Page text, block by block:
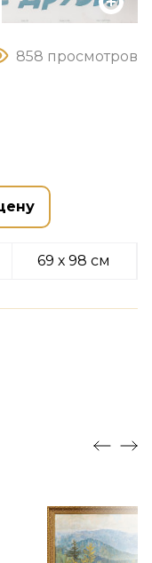
858 просмотров
69 х 98 см